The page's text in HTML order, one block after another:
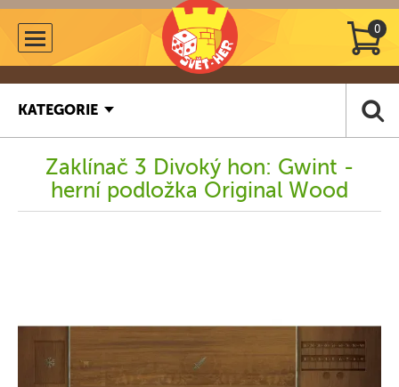
0
KATEGORIE
Zaklínač 3 Divoký hon: Gwint -
herní podložka Original Wood